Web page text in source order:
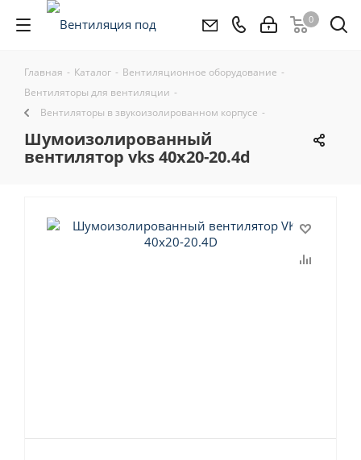
0
Главная - Каталог - Вентиляционное оборудование -
Вентиляторы для вентиляции -
Вентиляторы в звукоизолированном корпусе -
шумоизолированный
вентилятор vks 40x20-20.4d